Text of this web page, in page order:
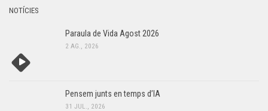
NOTÍCIES
Paraula de Vida Agost 2026
2 AG., 2026
Pensem junts en temps d’IA
31 JUL., 2026